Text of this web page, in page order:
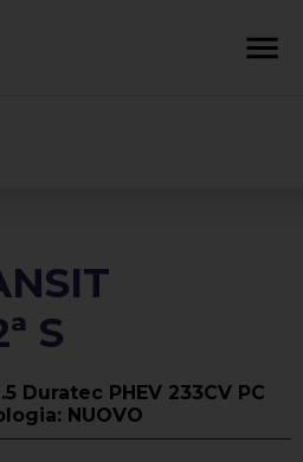
S
Duratec PHEV 233CV PC
NUOVO